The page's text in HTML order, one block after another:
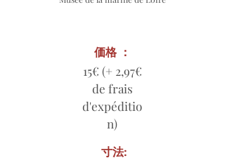
価格 ：
15€ (+ 2,97€
de frais
d'expéditio
n)
寸法: